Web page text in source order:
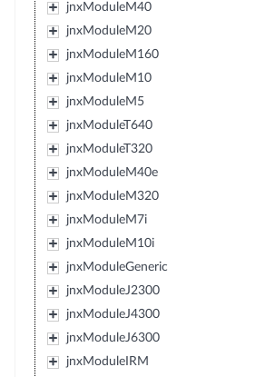
jnxModuleM40
jnxModuleM20
jnxModuleM160
jnxModuleM10
jnxModuleM5
jnxModuleT640
jnxModuleT320
jnxModuleM40e
jnxModuleM320
jnxModuleM7i
jnxModuleM10i
jnxModuleGeneric
jnxModuleJ2300
jnxModuleJ4300
jnxModuleJ6300
jnxModuleIRM